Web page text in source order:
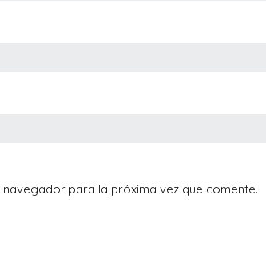
para la próxima vez que comente.